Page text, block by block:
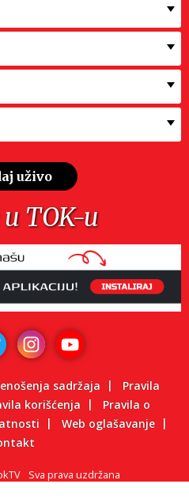
uživo
TOK-u
sadržaja
Pravila
korišćenja
Pravila o
Web oglašavanje
Sva prava uzdržana